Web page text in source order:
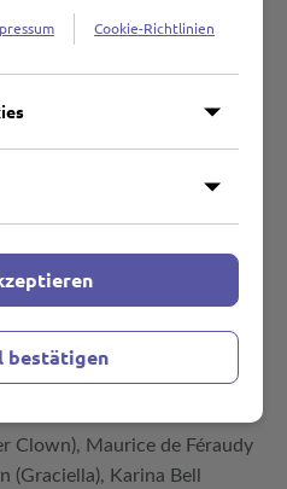
lupeneines Melodram über
Niedergang eines
Jahren häufig variiertes
fanden teilweise in
orientierte und die
Ekman besetzte, der kurz
brilliert hatte.
Clown), Maurice de Féraudy
(Graciella), Karina Bell
Cookie-Richtlinien
bestätigen